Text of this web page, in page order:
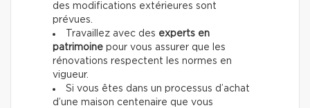
des modifications extérieures sont
prévues.
Travaillez avec des experts en
patrimoine pour vous assurer que les
rénovations respectent les normes en
vigueur.
Si vous êtes dans un processus d’achat
d’une maison centenaire que vous